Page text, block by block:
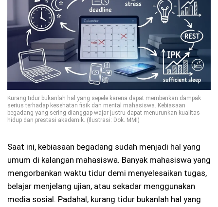
Kurang tidur bukanlah hal yang sepele karena dapat memberikan dampak
serius terhadap kesehatan fisik dan mental mahasiswa. Kebiasaan
begadang yang sering dianggap wajar justru dapat menurunkan kualitas
hidup dan prestasi akademik. (Ilustrasi: Dok. MMI)
Saat ini, kebiasaan begadang sudah menjadi hal yang
umum di kalangan mahasiswa. Banyak mahasiswa yang
mengorbankan waktu tidur demi menyelesaikan tugas,
belajar menjelang ujian, atau sekadar menggunakan
media sosial. Padahal, kurang tidur bukanlah hal yang